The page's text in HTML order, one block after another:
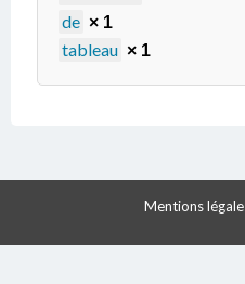
de × 1
tableau × 1
Mentions